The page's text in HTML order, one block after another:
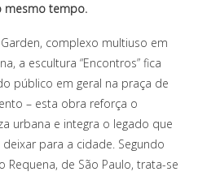
mesmo tempo.
complexo multiuso em
a escultura “Encontros” fica
público em geral na praça de
– esta obra reforça o
urbana e integra o legado que
para a cidade. Segundo
de São Paulo, trata-se